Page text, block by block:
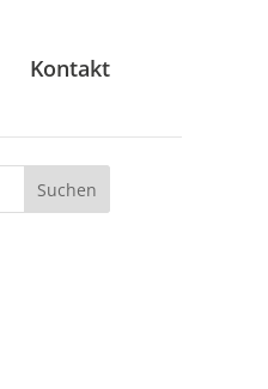
Kontakt